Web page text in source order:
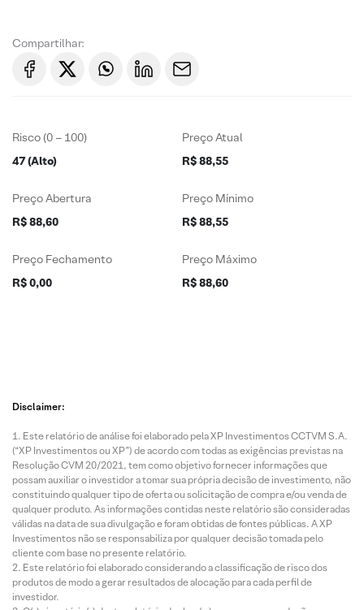
Compartilhar:
Risco (0 – 100)
47 (Alto)
Preço Atual
R$ 88,55
Preço Abertura
R$ 88,60
Preço Mínimo
R$ 88,55
Preço Fechamento
R$ 0,00
Preço Máximo
R$ 88,60
Disclaimer:
Este relatório de análise foi elaborado pela XP Investimentos CCTVM S.A.
(“XP Investimentos ou XP”) de acordo com todas as exigências previstas na
Resolução CVM 20/2021, tem como objetivo fornecer informações que
possam auxiliar o investidor a tomar sua própria decisão de investimento, não
constituindo qualquer tipo de oferta ou solicitação de compra e/ou venda de
qualquer produto. As informações contidas neste relatório são consideradas
válidas na data de sua divulgação e foram obtidas de fontes públicas. A XP
Investimentos não se responsabiliza por qualquer decisão tomada pelo
cliente com base no presente relatório.
Este relatório foi elaborado considerando a classificação de risco dos
produtos de modo a gerar resultados de alocação para cada perfil de
investidor.